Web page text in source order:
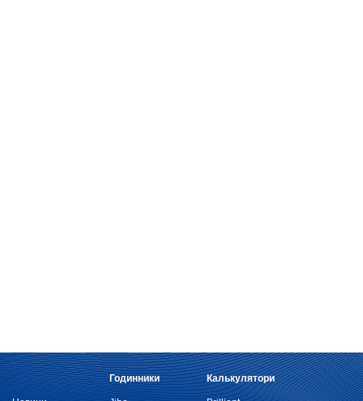
Годинники Калькулятори